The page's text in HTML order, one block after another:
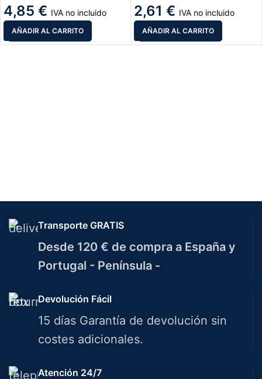
4,85 € IVA no incluido
AÑADIR AL CARRITO
2,61 € IVA no incluido
AÑADIR AL CARRITO
Transporte GRATIS
Desde 120 € de compra a España y
Portugal - Península -
Devolución Fácil
15 días Garantía de devolución sin
costes adicionales.
Atención 24/7